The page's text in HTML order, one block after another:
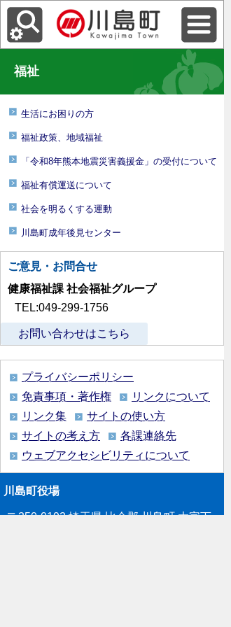
福祉
生活にお困りの方
福祉政策、地域福祉
「令和8年熊本地震災害義援金」の受付について
福祉有償運送について
社会を明るくする運動
川島町成年後見センター
ご意見・お問合せ
健康福祉課 社会福祉グループ
TEL:049-299-1756
お問い合わせはこちら
プライバシーポリシー
免責事項・著作権
リンクについて
リンク集
サイトの使い方
サイトの考え方
各課連絡先
ウェブアクセシビリティについて
川島町役場
〒350-0192埼玉県 比企郡 川島町 大字下